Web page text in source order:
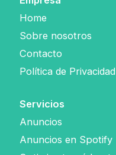
Home
Sobre nosotros
Contacto
Política de Privacidad
Servicios
Anuncios
Anuncios en Spotify